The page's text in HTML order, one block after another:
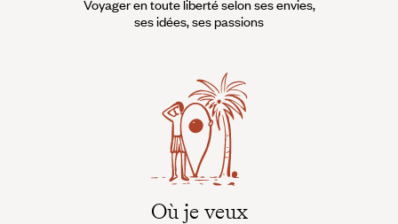
Voyager en toute liberté selon ses envies,
ses idées, ses passions
Où je veux